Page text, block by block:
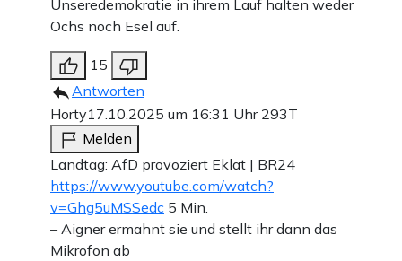
Unseredemokratie in ihrem Lauf halten weder
Ochs noch Esel auf.
15
Antworten
Horty17.10.2025 um 16:31 Uhr 293T
Melden
Landtag: AfD provoziert Eklat | BR24
https://www.youtube.com/watch?
v=Ghg5uMSSedc 5 Min.
– Aigner ermahnt sie und stellt ihr dann das
Mikrofon ab